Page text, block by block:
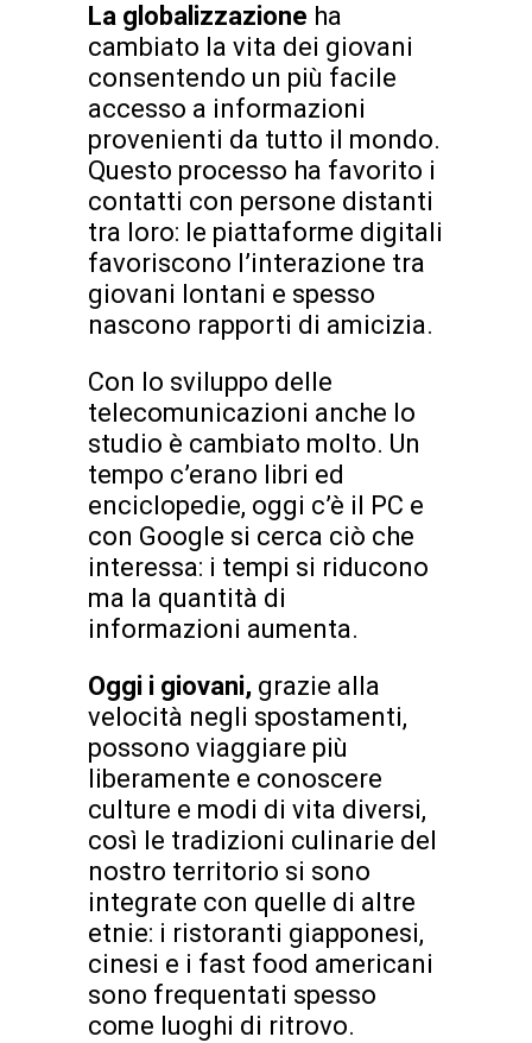
La globalizzazione ha
cambiato la vita dei giovani
consentendo un più facile
accesso a informazioni
provenienti da tutto il mondo.
Questo processo ha favorito i
contatti con persone distanti
tra loro: le piattaforme digitali
favoriscono l’interazione tra
giovani lontani e spesso
nascono rapporti di amicizia.
Con lo sviluppo delle
telecomunicazioni anche lo
studio è cambiato molto. Un
tempo c’erano libri ed
enciclopedie, oggi c’è il PC e
con Google si cerca ciò che
interessa: i tempi si riducono
ma la quantità di
informazioni aumenta.
Oggi i giovani, grazie alla
velocità negli spostamenti,
possono viaggiare più
liberamente e conoscere
culture e modi di vita diversi,
così le tradizioni culinarie del
nostro territorio si sono
integrate con quelle di altre
etnie: i ristoranti giapponesi,
cinesi e i fast food americani
sono frequentati spesso
come luoghi di ritrovo.